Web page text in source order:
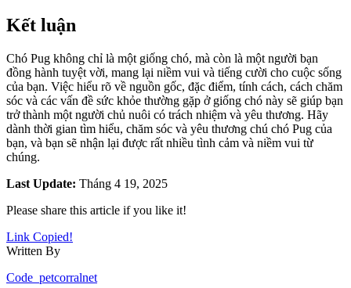
Kết luận
Chó Pug không chỉ là một giống chó, mà còn là một người bạn
đồng hành tuyệt vời, mang lại niềm vui và tiếng cười cho cuộc sống
của bạn. Việc hiểu rõ về nguồn gốc, đặc điểm, tính cách, cách chăm
sóc và các vấn đề sức khỏe thường gặp ở giống chó này sẽ giúp bạn
trở thành một người chủ nuôi có trách nhiệm và yêu thương. Hãy
dành thời gian tìm hiểu, chăm sóc và yêu thương chú chó Pug của
bạn, và bạn sẽ nhận lại được rất nhiều tình cảm và niềm vui từ
chúng.
Last Update: Tháng 4 19, 2025
Please share this article if you like it!
Link Copied!
Written By
Code_petcorralnet